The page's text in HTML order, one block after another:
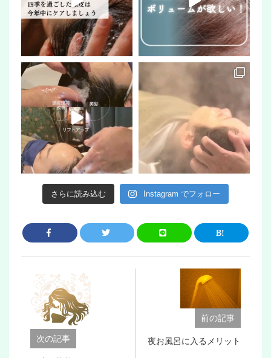
さらに読み込む Instagram でフォロー
次の記事
前の記事
夜お風呂に入るメリット